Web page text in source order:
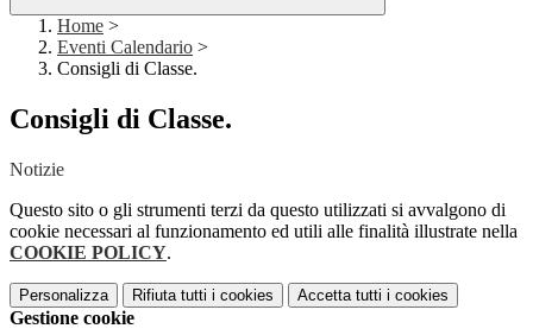
Home >
Eventi Calendario >
Consigli di Classe.
Consigli di Classe.
Notizie
Questo sito o gli strumenti terzi da questo utilizzati si avvalgono di
cookie necessari al funzionamento ed utili alle finalità illustrate nella
COOKIE POLICY.
Personalizza Rifiuta tutti i cookies Accetta tutti i cookies
Gestione cookie